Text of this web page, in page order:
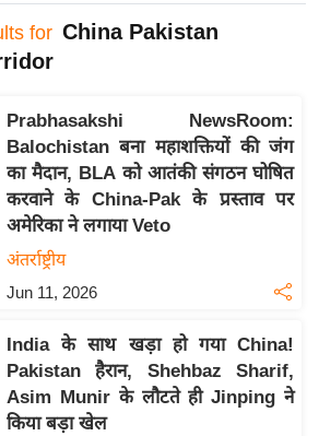
for China Pakistan
Prabhasakshi NewsRoom:
Balochistan बना महाशक्तियों की जंग
का मैदान, BLA को आतंकी संगठन घोषित
करवाने के China-Pak के प्रस्ताव पर
अमेरिका ने लगाया Veto
अंतर्राष्ट्रीय
Jun 11, 2026
India के साथ खड़ा हो गया China!
Pakistan हैरान, Shehbaz Sharif,
Asim Munir के लौटते ही Jinping ने
किया बड़ा खेल